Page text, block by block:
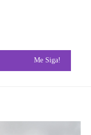
Me Siga!